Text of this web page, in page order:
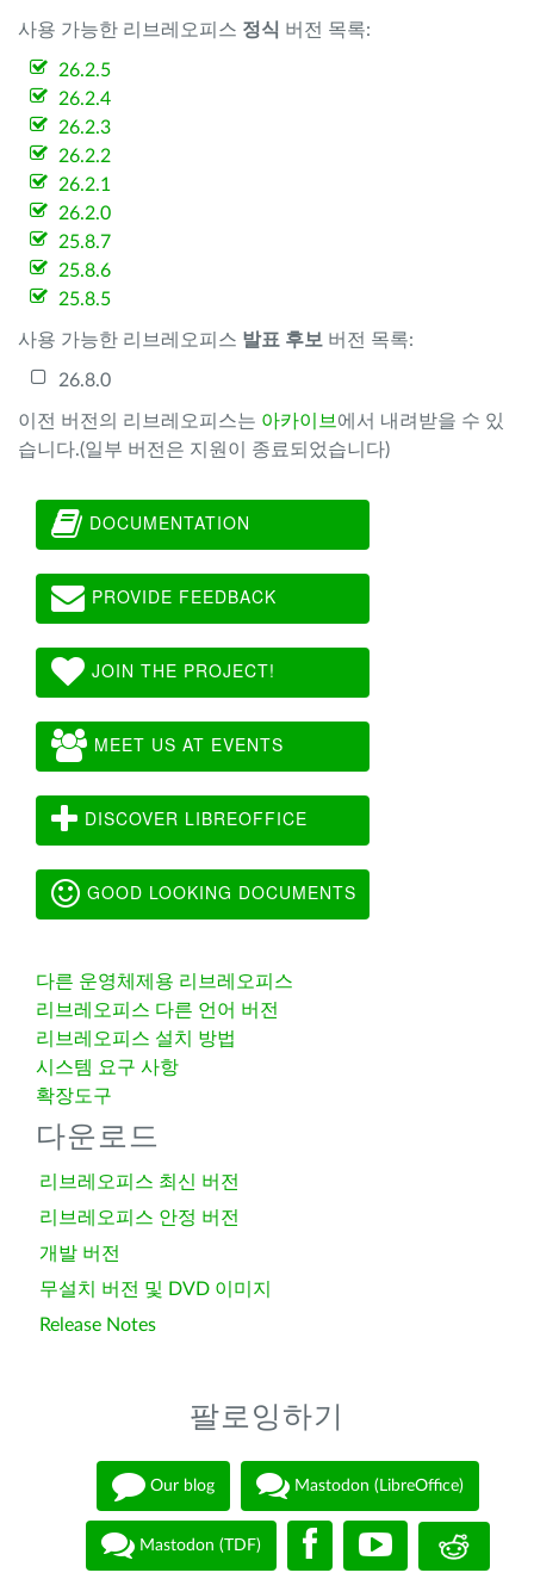
사용 가능한 리브레오피스 정식 버전 목록:
26.2.5
26.2.4
26.2.3
26.2.2
26.2.1
26.2.0
25.8.7
25.8.6
25.8.5
사용 가능한 리브레오피스 발표 후보 버전 목록:
26.8.0
이전 버전의 리브레오피스는 아카이브 에서 내려받을 수 있
습니다.(일부 버전은 지원이 종료되었습니다)
DOCUMENTATION
PROVIDE FEEDBACK
JOIN THE PROJECT!
MEET US AT EVENTS
DISCOVER LIBREOFFICE
GOOD LOOKING DOCUMENTS
다른 운영체제용 리브레오피스
리브레오피스 다른 언어 버전
리브레오피스 설치 방법
시스템 요구 사항
확장도구
다운로드
리브레오피스 최신 버전
리브레오피스 안정 버전
개발 버전
무설치 버전 및 DVD 이미지
Release Notes
팔로잉하기
Our blog Mastodon (LibreOffice)
Mastodon (TDF)